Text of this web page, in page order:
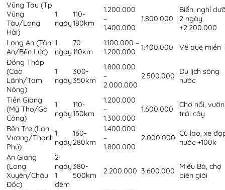
Vũng Tàu (Tp
Vũng
Tàu/Long
Hải)
1
ngày
110-
180km
1.200.000
–
1.400.000
1.800.000
Biển, nghỉ
2 ngày
+2.200.000
Long An (Tân
An/Bến Lức)
1
ngày
70-
110km
1.100.000 –
1.200.000
1.400.000
Về quê miền
Đồng Tháp
(Cao
Lãnh/Tam
Nông)
1
ngày
300-
350km
1.800.000
–
2.000.000
2.500.000
Du lịch sông
nước
Tiền Giang
(Mỹ Tho/Gò
Công)
1
ngày
110-
150km
1.200.000
–
1.300.000
1.600.000
Chợ nổi, vườn
trái cây
Bến Tre (Lan
Vương/Thạnh
Phú)
1
ngày
160-
280km
1.400.000
–
1.800.000
2.000.000 Cù lao, xe
nước +100k
An Giang
(Long
Xuyên/Châu
Đốc)
2
ngày
1
đêm
380-
500km
2.200.000 3.600.000
Miếu Bà, chợ
biên giới